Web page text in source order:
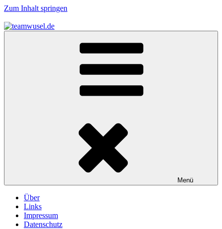
Zum Inhalt springen
Menü
Über
Links
Impressum
Datenschutz